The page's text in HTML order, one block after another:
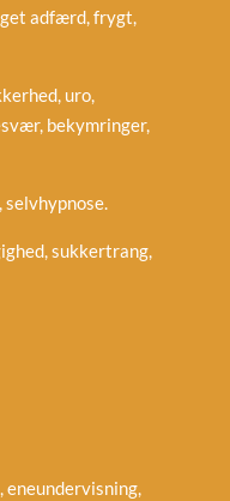
adfærd, frygt,
uro,
bekymringer,
sukkertrang,
eneundervisning,